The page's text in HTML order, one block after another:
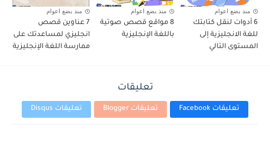
منذ بضع اعوام
6 أدوات لنقل كتابتك
للغة الانجليزية إلى
المستوى التالي
منذ بضع اعوام
8 مواقع قصص صوتية
باللغة الإنجليزية
منذ بضع اعوام
7 عناوين قصص
انجليزي لمساعدتك على
ممارسة اللغة الإنجليزية
تعليقات
تعليقات Facebook تعليقات Blogger تعليقات Disqus